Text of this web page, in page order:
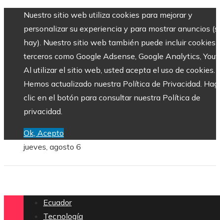
Nuestro sitio web utiliza cookies para mejorar y
personalizar su experiencia y para mostrar anuncios
hay). Nuestro sitio web también puede incluir cookies
terceros como Google Adsense, Google Analytics,
Al utilizar el sitio web, usted acepta el uso de cookies.
Hemos actualizado nuestra Política de Privacidad.
clic en el botón para consultar nuestra Política de
privacidad.
Ok, Acepto
jueves, agosto 6
Ecuador
Tecnología